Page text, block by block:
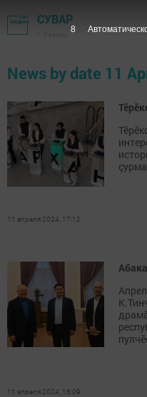
СУВАР
News by date 11
11 апреля 2024, 17:12
11 апреля 2024, 16:09
7